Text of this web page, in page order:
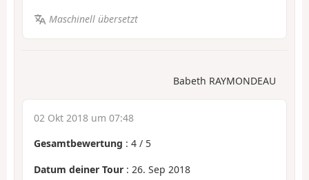
Maschinell übersetzt
Babeth RAYMONDEAU
02 Okt 2018 um 07:48
Gesamtbewertung : 4 / 5
Datum deiner Tour : 26. Sep 2018